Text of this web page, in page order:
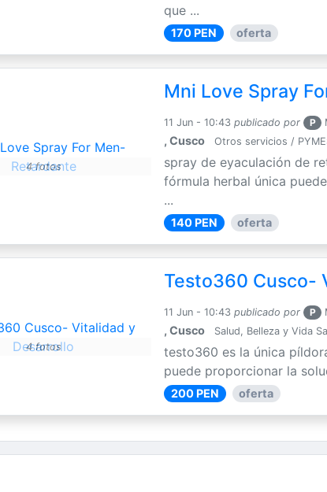
que ...
170 PEN oferta
4 fotos
Mni Love Spray
11 Jun - 10:43 publicado por P
, Cusco Otros servicios /
spray de eyaculación de
fórmula herbal única
...
140 PEN oferta
4 fotos
Testo360 Cusco-
11 Jun - 10:43 publicado por P
, Cusco Salud, Belleza y Vida
testo360 es la única
puede proporcionar la
200 PEN oferta